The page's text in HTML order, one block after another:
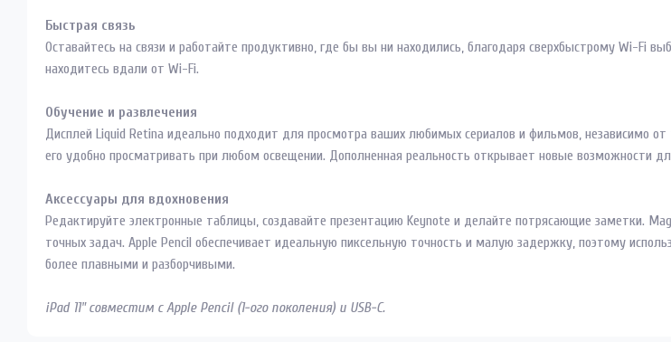
Быстрая связь
Оставайтесь на связи и работайте продуктивно, где бы вы ни находились, благодаря сверхбыстрому Wi-Fi
находитесь вдали от Wi-Fi.
Обучение и развлечения
Дисплей Liquid Retina идеально подходит для просмотра ваших любимых сериалов и фильмов, независимо
его удобно просматривать при любом освещении. Дополненная реальность открывает новые возможности
Аксессуары для вдохновения
Редактируйте электронные таблицы, создавайте презентацию Keynote и делайте потрясающие заметки.
точных задач. Apple Pencil обеспечивает идеальную пиксельную точность и малую задержку, поэтому
более плавными и разборчивыми.
iPad 11" совместим с Apple Pencil (1-ого поколения) и USB-C.